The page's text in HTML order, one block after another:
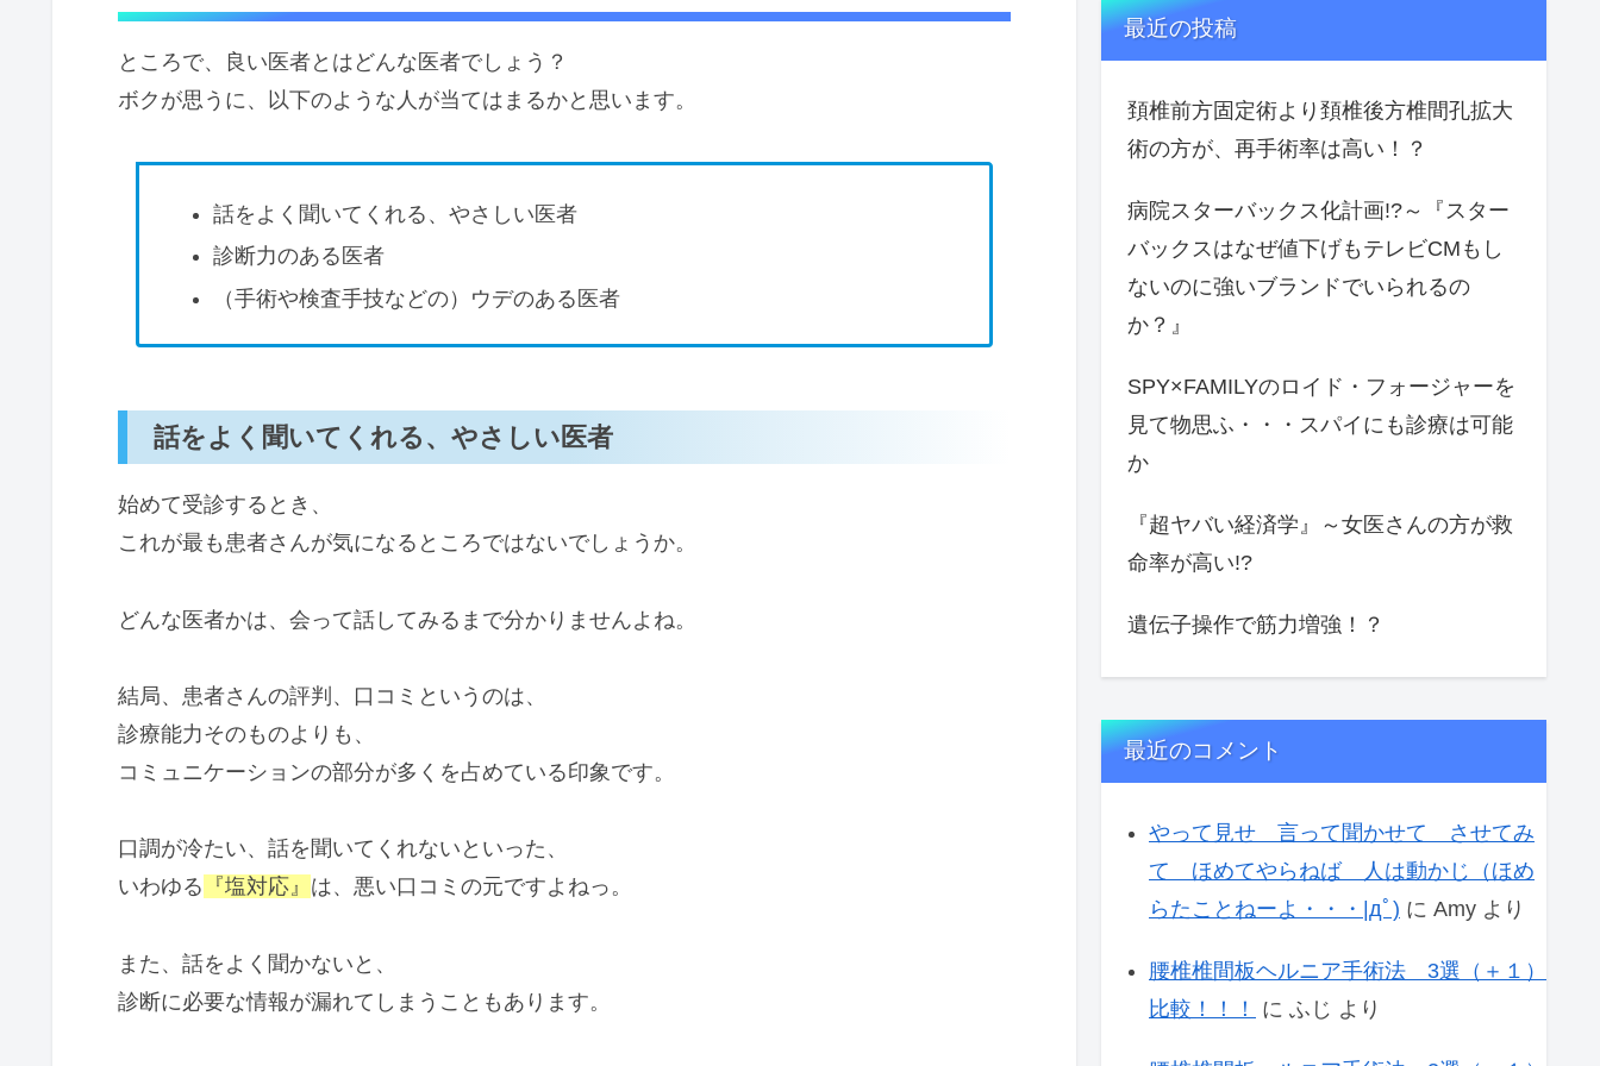
ところで、良い医者とはどんな医者でしょう？
ボクが思うに、以下のような人が当てはまるかと思います。
話をよく聞いてくれる、やさしい医者
診断力のある医者
（手術や検査手技などの）ウデのある医者
話をよく聞いてくれる、やさしい医者
始めて受診するとき、
これが最も患者さんが気になるところではないでしょうか。
どんな医者かは、会って話してみるまで分かりませんよね。
結局、患者さんの評判、口コミというのは、
診療能力そのものよりも、
コミュニケーションの部分が多くを占めている印象です。
口調が冷たい、話を聞いてくれないといった、
いわゆる 『塩対応』 は、悪い口コミの元ですよねっ。
また、話をよく聞かないと、
診断に必要な情報が漏れてしまうこともあります。
最近の投稿
頚椎前方固定術より頚椎後方椎間孔拡大
術の方が、再手術率は高い！？
病院スターバックス化計画!?～『スター
バックスはなぜ値下げもテレビCMもし
ないのに強いブランドでいられるの
か？』
SPY×FAMILYのロイド・フォージャーを
見て物思ふ・・・スパイにも診療は可能
か
『超ヤバい経済学』～女医さんの方が救
命率が高い!?
遺伝子操作で筋力増強！？
最近のコメント
やって見せ 言って聞かせて させてみ
て ほめてやらねば 人は動かじ（ほめ
らたことねーよ・・・|дﾟ) に Amy より
腰椎椎間板ヘルニア手術法 3選（＋１）
比較！！！
に ふじ より